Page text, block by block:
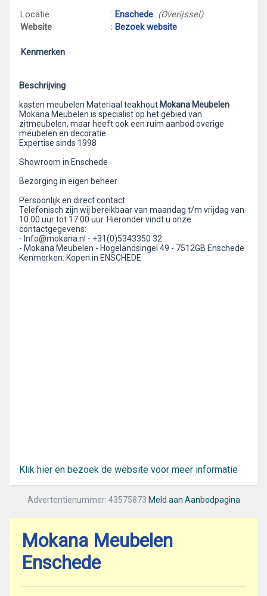
Locatie : Enschede (Overijssel)
Website
: Bezoek website
Kenmerken
Beschrijving
kasten meubelen Materiaal teakhout Mokana Meubelen
Mokana Meubelen is specialist op het gebied van
zitmeubelen, maar heeft ook een ruim aanbod overige
meubelen en decoratie.
Expertise sinds 1998
Showroom in Enschede
Bezorging in eigen beheer
Persoonlijk en direct contact
Telefonisch zijn wij bereikbaar van maandag t/m vrijdag van
10.00 uur tot 17.00 uur. Hieronder vindt u onze
contactgegevens:
- Info@mokana.nl - +31(0)5343350 32
- Mokana Meubelen - Hogelandsingel 49 - 7512GB Enschede
Kenmerken: Kopen in ENSCHEDE
Klik hier en bezoek de website voor meer informatie
Advertentienummer: 43575873 Meld aan Aanbodpagina
Mokana Meubelen
Enschede